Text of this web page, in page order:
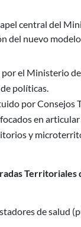
central del
del nuevo
el Ministerio
políticas.
por Consejos
en
y
Territoriales
de salud